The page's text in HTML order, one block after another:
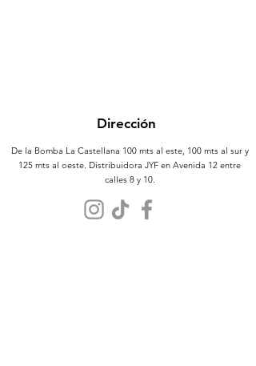
Dirección
De la Bomba La Castellana 100 mts al este, 100 mts al sur y
125 mts al oeste. Distribuidora JYF en Avenida 12 entre
calles 8 y 10.